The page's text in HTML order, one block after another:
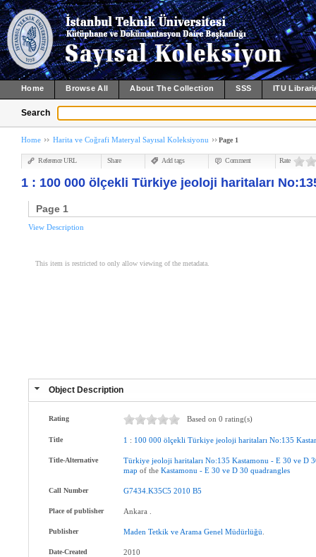
Home Browse All About The Collection SSS ITU
Search
Home Harita ve Coğrafi Materyal Sayısal Koleksiyonu Page 1
Reference URL Share Add tags Comment Rate
1 : 100 000 ölçekli Türkiye jeoloji haritaları
Page 1
View Description
This item is restricted to only allow viewing of the metadata.
Object Description
Rating Based on 0 rating(s)
Title 1 : 100 000 ölçekli Türkiye jeoloji haritaları No:135
Title-Alternative Türkiye jeoloji haritaları No:135 Kastamonu - E 30 ve D
map of theKastamonu - E 30 ve D 30 quadrangles
Call Number G7434.K35C5 2010 B5
Place of publisher Ankara .
Publisher Maden Tetkik ve Arama Genel Müdürlüğü
Date-Created 2010